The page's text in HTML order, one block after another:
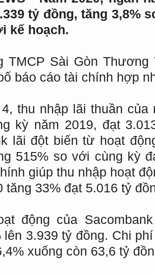
tỷ đồng, tăng 3,8%
kế hoạch.
TMCP Sài Gòn
báo cáo tài chính hợp
thu nhập lãi thuần của
kỳ năm 2019, đạt
lãi đột biến từ hoạt
515% so với cùng kỳ
giúp thu nhập hoạt
tăng 33% đạt 5.016 tỷ
động của
lên 3.939 tỷ đồng. Chi
xuống còn 63,6 tỷ